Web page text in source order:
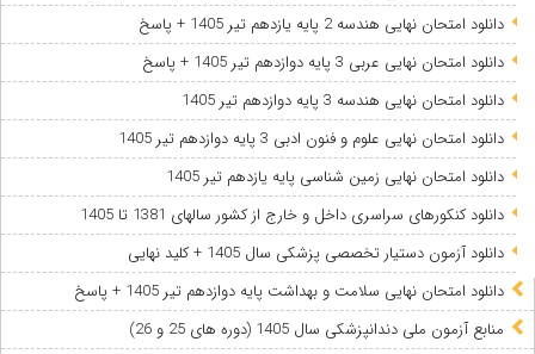
دانلود امتحان نهایی هندسه 2 پایه یازدهم تیر 1405 + پاسخ
دانلود امتحان نهایی عربی 3 پایه دوازدهم تیر 1405 + پاسخ
دانلود امتحان نهایی هندسه 3 پایه دوازدهم تیر 1405
دانلود امتحان نهایی علوم و فنون ادبی 3 پایه دوازدهم تیر 1405
دانلود امتحان نهایی زمین شناسی پایه یازدهم تیر 1405
دانلود کنکورهای سراسری داخل و خارج از کشور سالهای 1381 تا 1405
دانلود آزمون دستیار تخصصی پزشکی سال 1405 + کلید نهایی
دانلود امتحان نهایی سلامت و بهداشت پایه دوازدهم تیر 1405 + پاسخ
ﻣﻨﺎﺑﻊ آزﻣﻮن ﻣﻠﯽ دندانپزشکی سال 1405 (دوره های 25 و 26)